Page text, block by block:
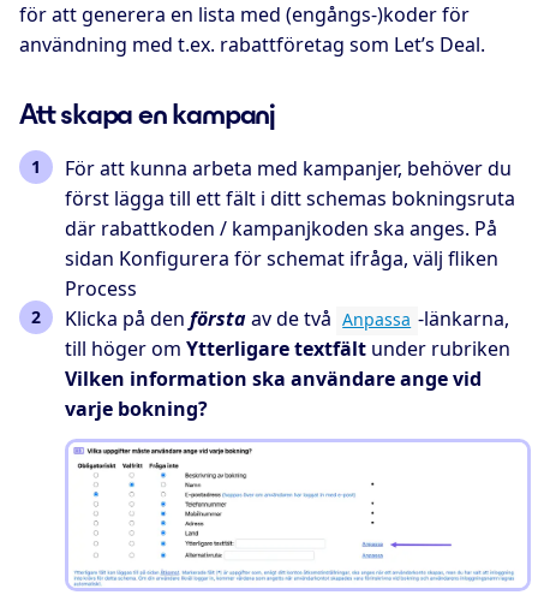
för att generera en lista med (engångs-)koder för
användning med t.ex. rabattföretag som Let’s Deal.
Att skapa en kampanj
För att kunna arbeta med kampanjer, behöver du
först lägga till ett fält i ditt schemas bokningsruta
där rabattkoden / kampanjkoden ska anges. På
sidan Konfigurera för schemat ifråga, välj fliken
Process
Klicka på den förstaav de två Anpassa -länkarna,
till höger om Ytterligare textfältunder rubriken
Vilken information ska användare ange vid
varje bokning?